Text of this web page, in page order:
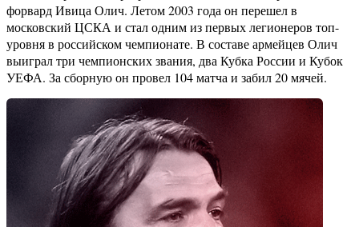
форвард Ивица Олич. Летом 2003 года он перешел в
московский ЦСКА и стал одним из первых легионеров топ-
уровня в российском чемпионате. В составе армейцев Олич
выиграл три чемпионских звания, два Кубка России и Кубок
УЕФА. За сборную он провел 104 матча и забил 20 мячей.